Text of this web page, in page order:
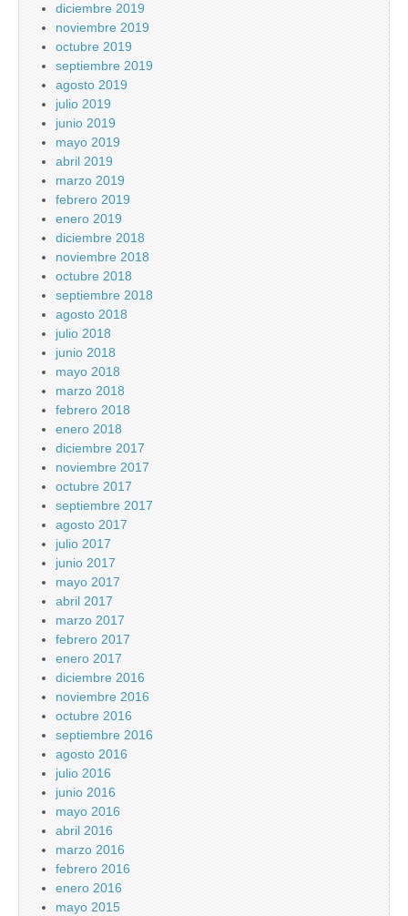
diciembre 2019
noviembre 2019
octubre 2019
septiembre 2019
agosto 2019
julio 2019
junio 2019
mayo 2019
abril 2019
marzo 2019
febrero 2019
enero 2019
diciembre 2018
noviembre 2018
octubre 2018
septiembre 2018
agosto 2018
julio 2018
junio 2018
mayo 2018
marzo 2018
febrero 2018
enero 2018
diciembre 2017
noviembre 2017
octubre 2017
septiembre 2017
agosto 2017
julio 2017
junio 2017
mayo 2017
abril 2017
marzo 2017
febrero 2017
enero 2017
diciembre 2016
noviembre 2016
octubre 2016
septiembre 2016
agosto 2016
julio 2016
junio 2016
mayo 2016
abril 2016
marzo 2016
febrero 2016
enero 2016
mayo 2015